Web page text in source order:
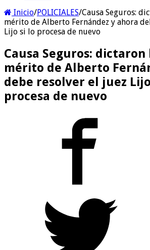
Inicio/POLICIALES/Causa Seguros:
mérito de Alberto Fernández y ahora
Lijo si lo procesa de nuevo
Causa Seguros:
mérito de Alberto
debe resolver el juez
procesa de nuevo